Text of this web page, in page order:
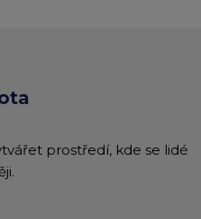
prostředí, kde se lidé